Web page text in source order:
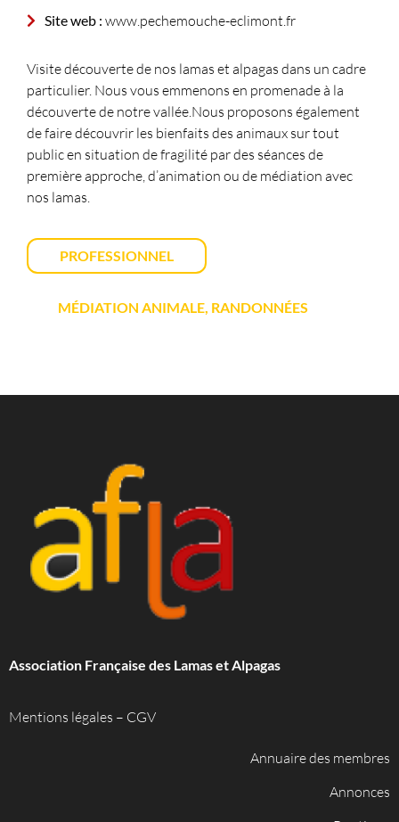
Site web : www.pechemouche-eclimont.fr
Visite découverte de nos lamas et alpagas dans un cadre
particulier. Nous vous emmenons en promenade à la
découverte de notre vallée.Nous proposons également
de faire découvrir les bienfaits des animaux sur tout
public en situation de fragilité par des séances de
première approche, d’animation ou de médiation avec
nos lamas.
PROFESSIONNEL
MÉDIATION ANIMALE, RANDONNÉES
Association Française des Lamas et Alpagas
Mentions légales – CGV
Annuaire des membres
Annonces